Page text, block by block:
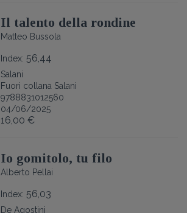
Il talento della rondine
Matteo Bussola
Index: 56,44
Salani
Fuori collana Salani
9788831012560
04/06/2025
16,00 €
Io gomitolo, tu filo
Alberto Pellai
Index: 56,03
De Agostini